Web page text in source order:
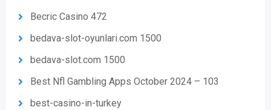
Becric Casino 472
bedava-slot-oyunlari.com 1500
bedava-slot.com 1500
Best Nfl Gambling Apps October 2024 – 103
best-casino-in-turkey